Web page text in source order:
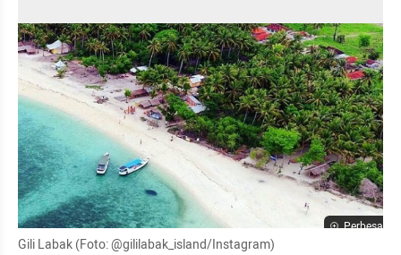
Perbesar
Gili Labak (Foto: @gililabak_island/Instagram)